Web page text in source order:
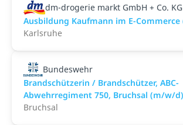
dm-drogerie markt GmbH + Co. KG
Ausbildung Kaufmann im E-
Karlsruhe
Bundeswehr
Brandschützerin / Brandschützer, ABC-
Abwehrregiment 750, Bruchsal (m/w/d)
Bruchsal